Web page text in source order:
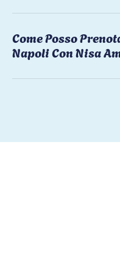
Come Posso
Napoli Con Nisa